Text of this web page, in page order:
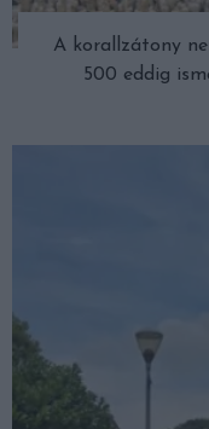
A korallzátony
500 eddig